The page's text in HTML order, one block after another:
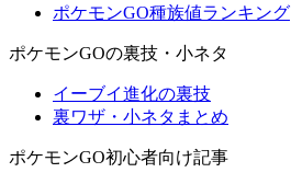
ポケモンGO種族値ランキング
ポケモンGOの裏技・小ネタ
イーブイ進化の裏技
裏ワザ・小ネタまとめ
ポケモンGO初心者向け記事